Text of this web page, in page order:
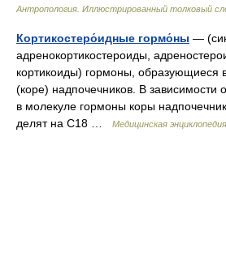
Антропология. Иллюстрированный толковый
Кортикостеро́идные гормо́ны —
адренокортикостероиды,
кортикоиды) гормоны, образующиеся
(коре) надпочечников. В зависимости
в молекуле гормоны коры
делят на С18 …
Медицинская энциклопедия